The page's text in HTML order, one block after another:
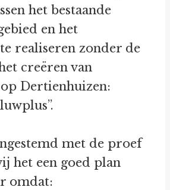
het bestaande
en het
realiseren zonder de
creëren van
Dertienhuizen:
met de proef
het een goed plan
omdat: